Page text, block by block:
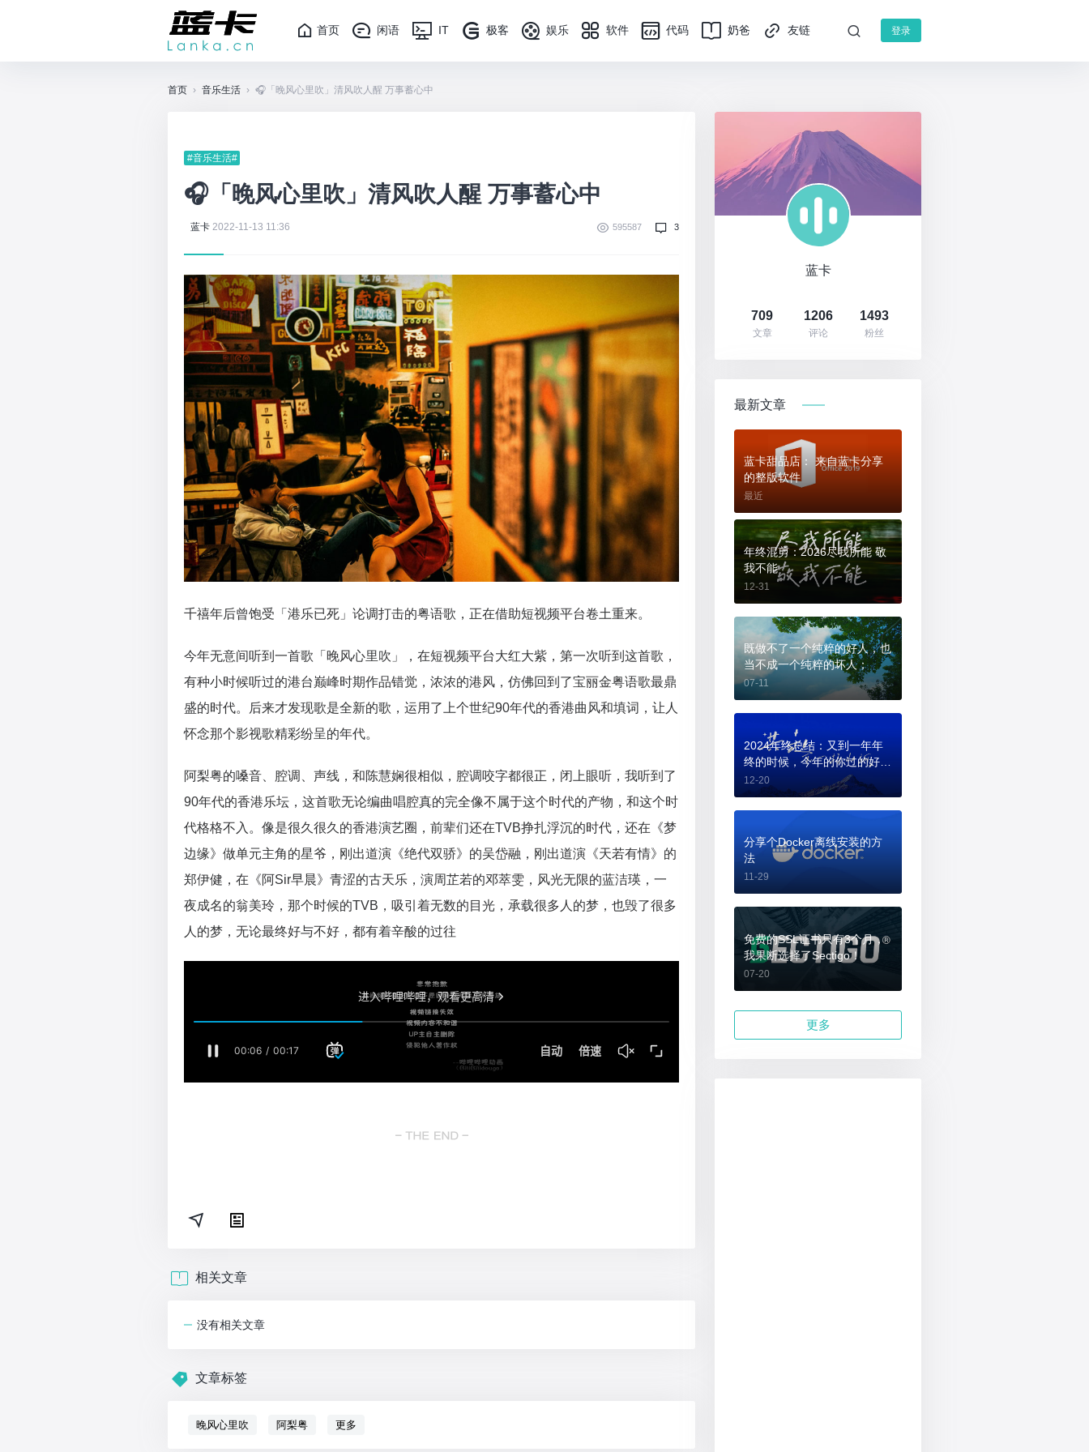
首页 闲语 IT 极客 娱乐 软件 代码 奶爸 友链 登录
首页 › 音乐生活 › 🎧「晚风心里吹」清风吹人醒 万事蓄心中
#音乐生活#
🎧「晚风心里吹」清风吹人醒 万事蓄心中
蓝卡 2022-11-13 11:36 595587 3
千禧年后曾饱受「港乐已死」论调打击的粤语歌，正在借助短视频平台卷土重来。
今年无意间听到一首歌「晚风心里吹」，在短视频平台大红大紫，第一次听到这首歌，
有种小时候听过的港台巅峰时期作品错觉，浓浓的港风，仿佛回到了宝丽金粤语歌最鼎
盛的时代。后来才发现歌是全新的歌，运用了上个世纪90年代的香港曲风和填词，让人
怀念那个影视歌精彩纷呈的年代。
阿梨粤的嗓音、腔调、声线，和陈慧娴很相似，腔调咬字都很正，闭上眼听，我听到了
90年代的香港乐坛，这首歌无论编曲唱腔真的完全像不属于这个时代的产物，和这个时
代格格不入。像是很久很久的香港演艺圈，前辈们还在TVB挣扎浮沉的时代，还在《梦
边缘》做单元主角的星爷，刚出道演《绝代双骄》的吴岱融，刚出道演《天若有情》的
郑伊健，在《阿Sir早晨》青涩的古天乐，演周芷若的邓萃雯，风光无限的蓝洁瑛，一
夜成名的翁美玲，那个时候的TVB，吸引着无数的目光，承载很多人的梦，也毁了很多
人的梦，无论最终好与不好，都有着辛酸的过往
相关文章
没有相关文章
文章标签
晚风心里吹 阿梨粤 更多
蓝卡
709
文章
1206
评论
1493
粉丝
最新文章
蓝卡甜品店： 来自蓝卡分享
的整版软件
最近
年终混剪：2026尽我所能 敬
我不能
12-31
既做不了一个纯粹的好人，也
当不成一个纯粹的坏人；
07-11
2024年终总结：又到一年年
终的时候，今年的你过的好
吗？
12-20
分享个Docker离线安装的方
法
11-29
免费的SSL证书只有3个月，
我果断选择了Sectigo！
07-20
更多